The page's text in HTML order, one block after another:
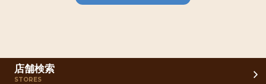
店舗検索
STORES